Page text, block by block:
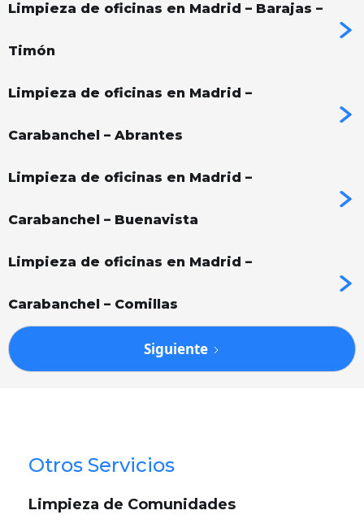
Limpieza de oficinas en Madrid – Barajas –
Timón
Limpieza de oficinas en Madrid –
Carabanchel – Abrantes
Limpieza de oficinas en Madrid –
Carabanchel – Buenavista
Limpieza de oficinas en Madrid –
Carabanchel – Comillas
Siguiente
Otros Servicios
Limpieza de Comunidades